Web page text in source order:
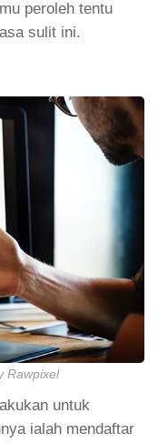
peroleh tentu
sulit ini.
Rawpixel
untuk
ialah mendaftar